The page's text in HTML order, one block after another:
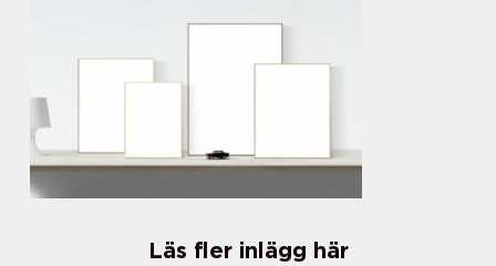
Läs fler inlägg här